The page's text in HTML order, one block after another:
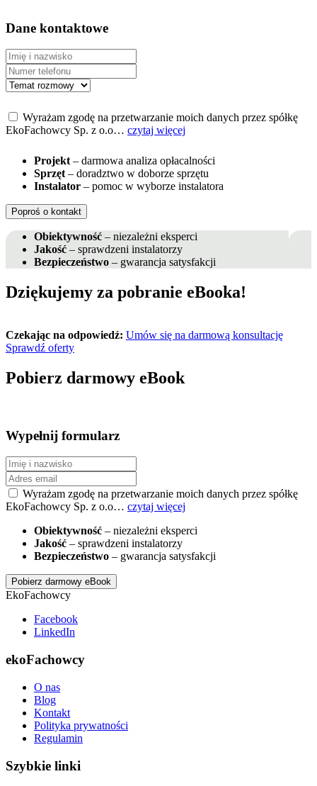
Dane kontaktowe
Wyrażam zgodę na przetwarzanie moich danych przez spółkę
EkoFachowcy Sp. z o.o… czytaj więcej
Projekt – darmowa analiza opłacalności
Sprzęt – doradztwo w doborze sprzętu
Instalator – pomoc w wyborze instalatora
Poproś o kontakt
Obiektywność – niezależni eksperci
Jakość – sprawdzeni instalatorzy
Bezpieczeństwo – gwarancja satysfakcji
Dziękujemy za pobranie eBooka!
Czekając na odpowiedź: Umów się na darmową konsultację
Sprawdź oferty
Pobierz darmowy eBook
Wypełnij formularz
Wyrażam zgodę na przetwarzanie moich danych przez spółkę
EkoFachowcy Sp. z o.o… czytaj więcej
Obiektywność – niezależni eksperci
Jakość – sprawdzeni instalatorzy
Bezpieczeństwo – gwarancja satysfakcji
Pobierz darmowy eBook
EkoFachowcy
Facebook
LinkedIn
ekoFachowcy
O nas
Blog
Kontakt
Polityka prywatności
Regulamin
Szybkie linki